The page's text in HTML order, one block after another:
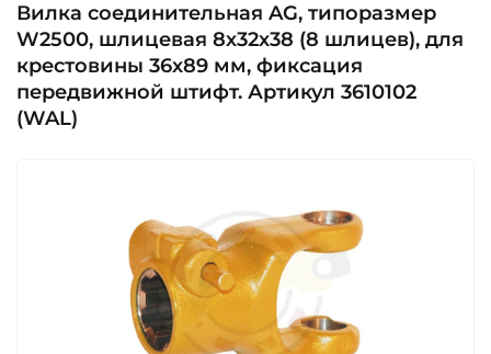
Вилка соединительная AG, типоразмер
W2500, шлицевая 8х32х38 (8 шлицев), для
крестовины 36х89 мм, фиксация
передвижной штифт. Артикул 3610102
(WAL)